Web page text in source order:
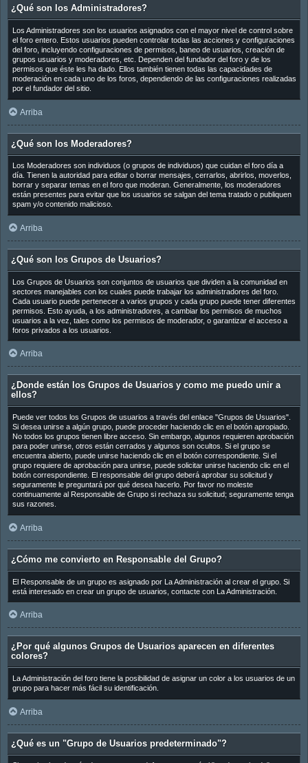
¿Qué son los Administradores?
Los Administradores son los usuarios asignados con el mayor nivel de control sobre
el foro entero. Estos usuarios pueden controlar todas las acciones y configuraciones
del foro, incluyendo configuraciones de permisos, baneo de usuarios, creación de
grupos usuarios y moderadores, etc. Dependen del fundador del foro y de los
permisos que éste les ha dado. Ellos también tienen todas las capacidades de
moderación en cada uno de los foros, dependiendo de las configuraciones realizadas
por el fundador del sitio.
Arriba
¿Qué son los Moderadores?
Los Moderadores son individuos (o grupos de individuos) que cuidan el foro día a
día. Tienen la autoridad para editar o borrar mensajes, cerrarlos, abrirlos, moverlos,
borrar y separar temas en el foro que moderan. Generalmente, los moderadores
están presentes para evitar que los usuarios se salgan del tema tratado o publiquen
spam y/o contenido malicioso.
Arriba
¿Qué son los Grupos de Usuarios?
Los Grupos de Usuarios son conjuntos de usuarios que dividen a la comunidad en
sectores manejables con los cuales puede trabajar los administradores del foro.
Cada usuario puede pertenecer a varios grupos y cada grupo puede tener diferentes
permisos. Esto ayuda, a los administradores, a cambiar los permisos de muchos
usuarios a la vez, tales como los permisos de moderador, o garantizar el acceso a
foros privados a los usuarios.
Arriba
¿Donde están los Grupos de Usuarios y como me puedo unir a
ellos?
Puede ver todos los Grupos de usuarios a través del enlace "Grupos de Usuarios".
Si desea unirse a algún grupo, puede proceder haciendo clic en el botón apropiado.
No todos los grupos tienen libre acceso. Sin embargo, algunos requieren aprobación
para poder unirse, otros están cerrados y algunos son ocultos. Si el grupo se
encuentra abierto, puede unirse haciendo clic en el botón correspondiente. Si el
grupo requiere de aprobación para unirse, puede solicitar unirse haciendo clic en el
botón correspondiente. El responsable del grupo deberá aprobar su solicitud y
seguramente le preguntará por qué desea hacerlo. Por favor no moleste
continuamente al Responsable de Grupo si rechaza su solicitud; seguramente tenga
sus razones.
Arriba
¿Cómo me convierto en Responsable del Grupo?
El Responsable de un grupo es asignado por La Administración al crear el grupo. Si
está interesado en crear un grupo de usuarios, contacte con La Administración.
Arriba
¿Por qué algunos Grupos de Usuarios aparecen en diferentes
colores?
La Administración del foro tiene la posibilidad de asignar un color a los usuarios de un
grupo para hacer más fácil su identificación.
Arriba
¿Qué es un "Grupo de Usuarios predeterminado"?